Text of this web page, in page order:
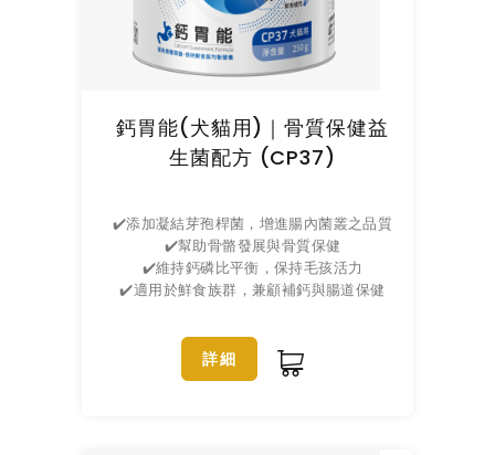
鈣胃能(犬貓用)｜骨質保健益
生菌配方 (CP37)
✔️添加凝結芽孢桿菌，增進腸內菌叢之品質
✔️幫助骨骼發展與骨質保健
✔️維持鈣磷比平衡，保持毛孩活力
✔️適用於鮮食族群，兼顧補鈣與腸道保健
詳細